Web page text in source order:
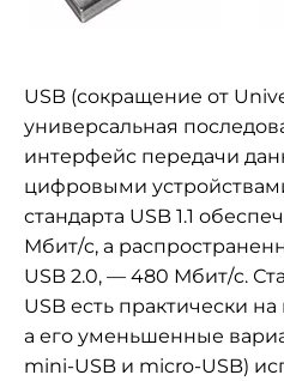
USB (сокращение от
универсальная
интерфейс передачи
цифровыми
стандарта USB 1.1
Мбит/c, а
USB 2.0, — 480 Мбит/c.
USB есть практически
а его уменьшенные
mini-USB и micro-USB)